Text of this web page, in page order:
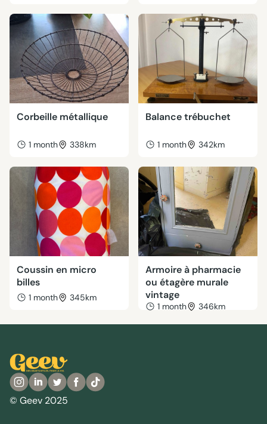
Corbeille métallique
1 month 338km
Balance trébuchet
1 month 342km
Coussin en micro
billes
1 month 345km
Armoire à pharmacie
ou étagère murale
vintage
1 month 346km
© Geev 2025